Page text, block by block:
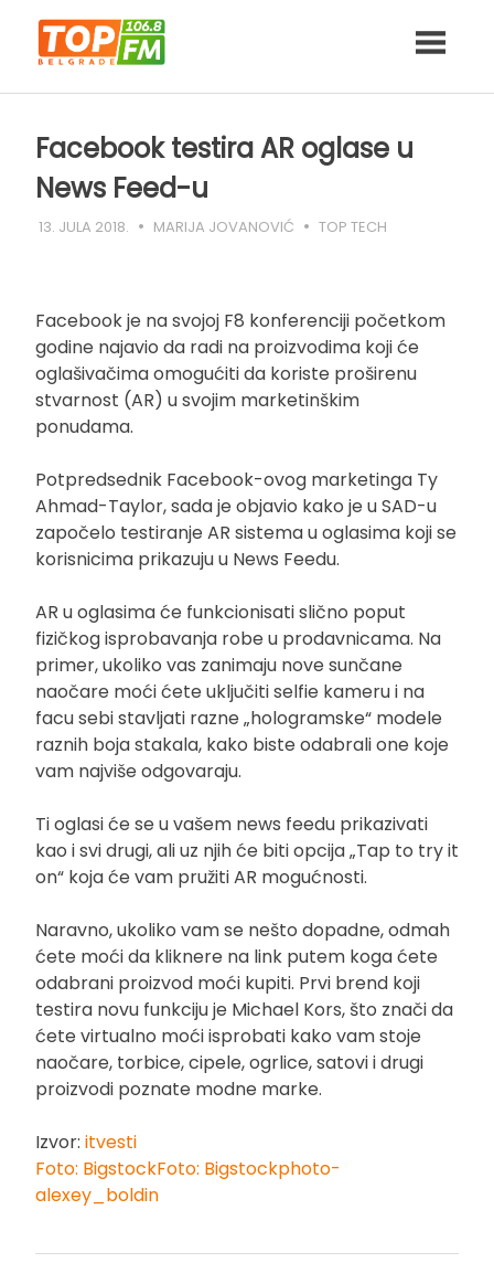
content
Facebook testira AR oglase u
News Feed-u
13. JULA 2018. MARIJA JOVANOVIĆ TOP TECH
Facebook je na svojoj F8 konferenciji početkom
godine najavio da radi na proizvodima koji će
oglašivačima omogućiti da koriste proširenu
stvarnost (AR) u svojim marketinškim
ponudama.
Potpredsednik Facebook-ovog marketinga Ty
Ahmad-Taylor, sada je objavio kako je u SAD-u
započelo testiranje AR sistema u oglasima koji se
korisnicima prikazuju u News Feedu.
AR u oglasima će funkcionisati slično poput
fizičkog isprobavanja robe u prodavnicama. Na
primer, ukoliko vas zanimaju nove sunčane
naočare moći ćete uključiti selfie kameru i na
facu sebi stavljati razne „hologramske“ modele
raznih boja stakala, kako biste odabrali one koje
vam najviše odgovaraju.
Ti oglasi će se u vašem news feedu prikazivati
kao i svi drugi, ali uz njih će biti opcija „Tap to try it
on“ koja će vam pružiti AR mogućnosti.
Naravno, ukoliko vam se nešto dopadne, odmah
ćete moći da kliknere na link putem koga ćete
odabrani proizvod moći kupiti. Prvi brend koji
testira novu funkciju je Michael Kors, što znači da
ćete virtualno moći isprobati kako vam stoje
naočare, torbice, cipele, ogrlice, satovi i drugi
proizvodi poznate modne marke.
Izvor: itvesti
Foto: BigstockFoto: Bigstockphoto-
alexey_boldin